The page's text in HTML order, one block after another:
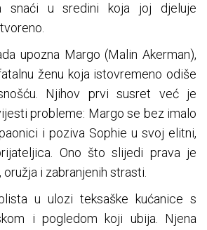
snaći u sredini koja joj djeluje
upozna Margo (Malin Akerman),
ženu koja istovremeno odiše
Njihov prvi susret već je
probleme: Margo se bez imalo
i poziva Sophie u svoj elitni,
Ono što slijedi prava je
i zabranjenih strasti.
u ulozi teksaške kućanice s
i pogledom koji ubija. Njena